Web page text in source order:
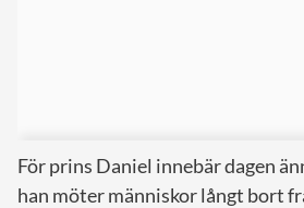
För prins Daniel innebär dagen
han möter människor långt bort